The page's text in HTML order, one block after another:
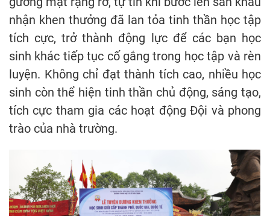
nhận khen thưởng đã lan tỏa tinh thần học tập
tích cực, trở thành động lực để các bạn học
sinh khác tiếp tục cố gắng trong học tập và rèn
luyện. Không chỉ đạt thành tích cao, nhiều học
sinh còn thể hiện tinh thần chủ động, sáng tạo,
tích cực tham gia các hoạt động Đội và phong
trào của nhà trường.